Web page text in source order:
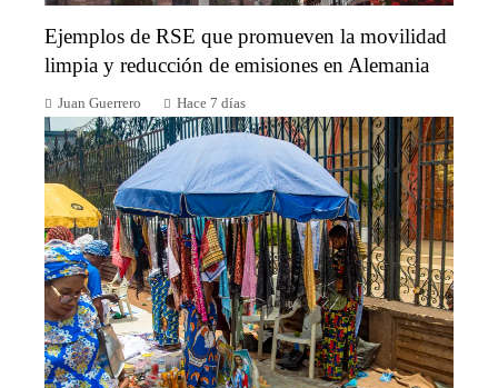
Ejemplos de RSE que promueven la movilidad
limpia y reducción de emisiones en Alemania
Juan Guerrero Hace 7 días